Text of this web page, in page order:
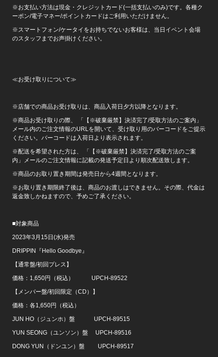
※お支払い方法は現金・クレジットカード(一括支払いのみ)です。各種ク
ーポン/電子マネー/ポイントカードはご利用いただけません。
※スマートフォン/ケータイをお持ちでないお客様は、当日イベント会場
のスタッフまでお声掛けください。
≪お受け取りについて≫
※店舗での商品お受け取りは、商品入荷日夕方以降となります。
※商品お受け取りの際、 「【※破棄厳禁】決済完了/受取方法のご案内」
メール内のご注文情報のURLを開いて、受け取り用のバーコードをご提示
ください。バーコードは入荷日より表示されます。
※配送を希望された方は、 「【※破棄厳禁】決済完了/受取方法のご案
内」メールのご注文情報に記載の発送予定日より順次配送致します。
※商品のお取り置き期間は発売日から4週間となります。
※お取り置き期限終了後は、商品のお渡しはできません。その際、代金は
返金致しかねますので、予めご了承ください。
■対象商品
2023年3月15日(水)発売
DRIPPIN『Hello Goodbye』
【通常盤/初回プレス】
価格：1,650円（税込） UPCH-89522
【メンバー盤/初回限定（CD）】
価格：各1,650円（税込）
JUN HO（ジュンホ）盤 UPCH-89515
YUN SEONG（ユンソン）盤 UPCH-89516
DONG YUN（ドンユン）盤 UPCH-89517